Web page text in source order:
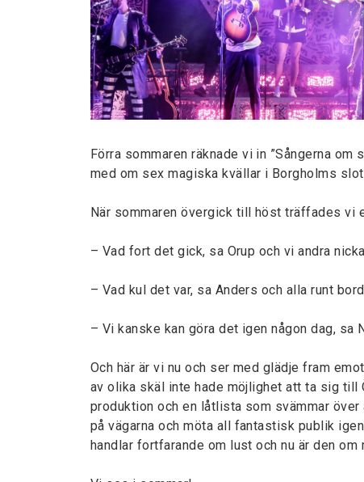
Förra sommaren räknade vi in ”Sångerna
med om sex magiska kvällar i Borgholms
När sommaren övergick till höst träffades vi
– Vad fort det gick, sa Orup och vi andra
– Vad kul det var, sa Anders och alla runt
– Vi kanske kan göra det igen någon dag, sa
Och här är vi nu och ser med glädje fram
av olika skäl inte hade möjlighet att ta sig till
produktion och en låtlista som svämmar
på vägarna och möta all fantastisk publik
handlar fortfarande om lust och nu är den om